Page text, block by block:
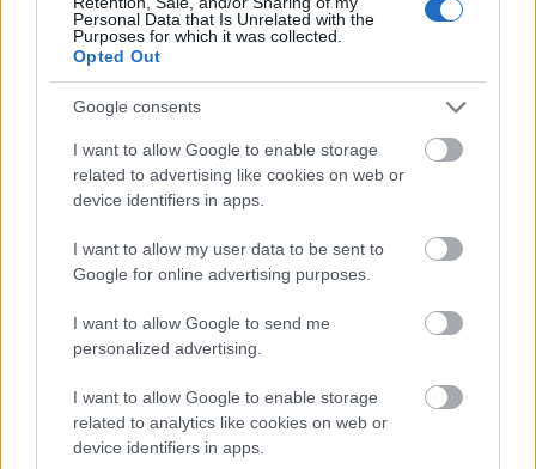
Personal Data that Is Unrelated with the
Purposes for which it was collected.
Opted Out
Google consents
I want to allow Google to enable storage
related to advertising like cookies on web or
device identifiers in apps.
I want to allow my user data to be sent to
Google for online advertising purposes.
I want to allow Google to send me
personalized advertising.
I want to allow Google to enable storage
related to analytics like cookies on web or
device identifiers in apps.
"Mi azért is választottuk ezt a vonalat, mert
magától értetődő számunkra a bicikli
nemcsak egy közlekedési eszköz, hanem
őrült rajongással tekintünk mind a retro